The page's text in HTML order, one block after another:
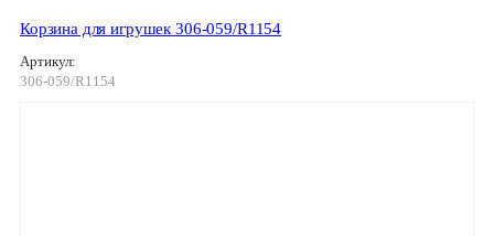
Корзина для игрушек 306-059/R1154
Артикул:
306-059/R1154